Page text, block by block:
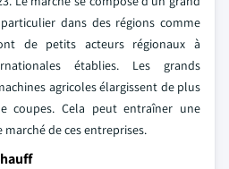
dans des régions comme
de petits acteurs régionaux à
établies. Les grands
agricoles élargissent de plus
coupes. Cela peut entraîner une
de ces entreprises.